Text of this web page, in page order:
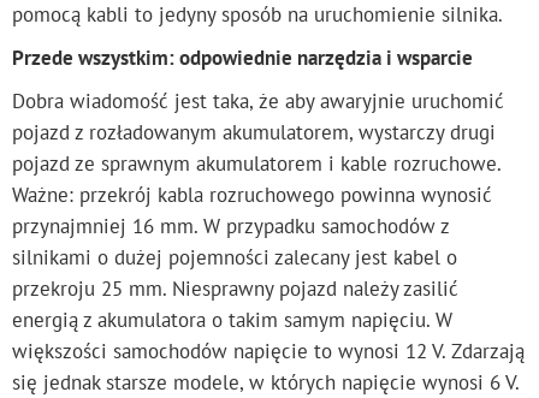
pomocą kabli to jedyny sposób na uruchomienie silnika.
Przede wszystkim: odpowiednie narzędzia i wsparcie
Dobra wiadomość jest taka, że aby awaryjnie uruchomić
pojazd z rozładowanym akumulatorem, wystarczy drugi
pojazd ze sprawnym akumulatorem i kable rozruchowe.
Ważne: przekrój kabla rozruchowego powinna wynosić
przynajmniej 16 mm. W przypadku samochodów z
silnikami o dużej pojemności zalecany jest kabel o
przekroju 25 mm. Niesprawny pojazd należy zasilić
energią z akumulatora o takim samym napięciu. W
większości samochodów napięcie to wynosi 12 V. Zdarzają
się jednak starsze modele, w których napięcie wynosi 6 V.